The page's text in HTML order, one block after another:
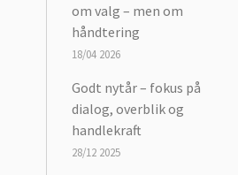
om valg – men om
håndtering
18/04 2026
Godt nytår – fokus på
dialog, overblik og
handlekraft
28/12 2025